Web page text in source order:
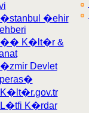
�stanbul �ehir
�� K�lt�r &
�zmir Devlet
K�lt�r.gov.tr
L�tfi K�rdar